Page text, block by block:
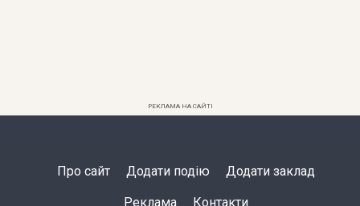
РЕКЛАМА НА САЙТІ
Про сайт Додати подію Додати заклад
Реклама Контакти